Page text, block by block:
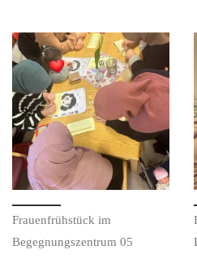
Frauenfrühstück im
Begegnungszentrum 05